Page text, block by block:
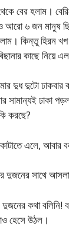
বের হলাম।
আরো ৬ জন মানুষ
কিন্তু হিরন
কাছে নিয়ে
দুধ দুটো ঢাকবার
সামান্যই ঢাকা
করছে?
এলে, আবার
দুজনের সাথে
কথা বলিনি!
হেসে উঠল।